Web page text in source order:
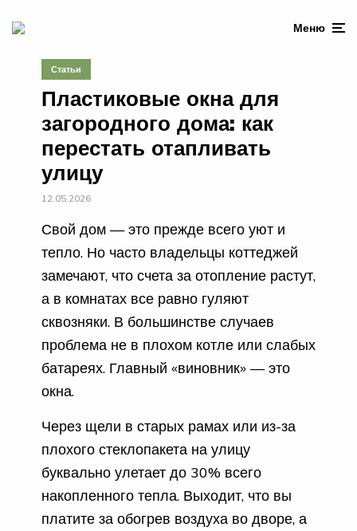
Меню
Статьи
Пластиковые окна для
загородного дома: как
перестать отапливать
улицу
12.05.2026
Свой дом — это прежде всего уют и
тепло. Но часто владельцы коттеджей
замечают, что счета за отопление растут,
а в комнатах все равно гуляют
сквозняки. В большинстве случаев
проблема не в плохом котле или слабых
батареях. Главный «виновник» — это
окна.
Через щели в старых рамах или из-за
плохого стеклопакета на улицу
буквально улетает до 30% всего
накопленного тепла. Выходит, что вы
платите за обогрев воздуха во дворе, а